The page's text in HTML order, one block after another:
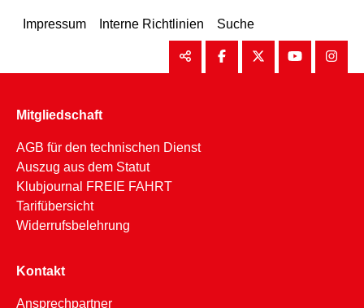
Impressum Interne Richtlinien Suche
Mitgliedschaft
AGB für den technischen Dienst
Auszug aus dem Statut
Klubjournal FREIE FAHRT
Tarifübersicht
Widerrufsbelehrung
Kontakt
Ansprechpartner